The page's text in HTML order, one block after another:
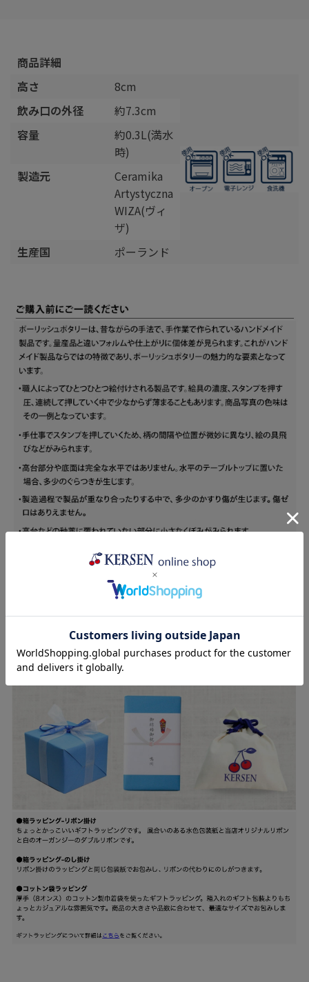
商品詳細
高さ
8cm
飲み口の外径
約7.3cm
容量
約0.3L(満水
時)
製造元
Ceramika
Artystyczna
WIZA(ヴィ
ザ)
生産国
ポーランド